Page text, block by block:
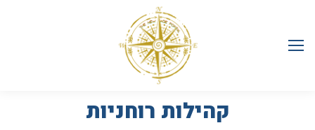
קהילות רוחניות